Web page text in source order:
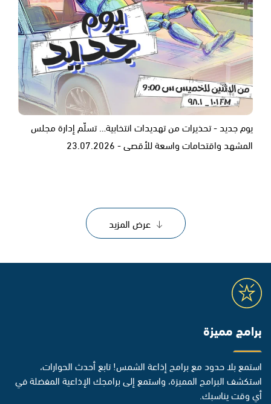
يوم جديد - تحذيرات من تهديدات انتخابية… تسلّم إدارة مجلس
المشهد واقتحامات واسعة للأقصى - 23.07.2026
عرض المزيد
برامج مميزة
استمع بلا حدود مع برامج إذاعة الشمس! تابع أحدث الحوارات،
استكشف البرامج المميزة، واستمع إلى برامجك الإذاعية المفضلة في
أي وقت يناسبك.